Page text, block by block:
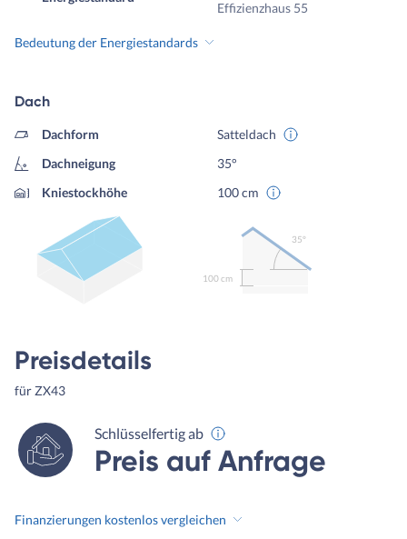
Effizienzhaus 55
Bedeutung der Energiestandards
Dach
Dachform
Satteldach
Dachneigung
35°
Kniestockhöhe
100 cm
100 cm
35º
Preisdetails
für ZX43
Schlüsselfertig ab
Preis auf Anfrage
Finanzierungen kostenlos vergleichen